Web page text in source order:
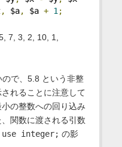
, $a, $a + 1 ;
7, 3, 2, 10, 1,
で、5.8 という非整
れることに注意して
の整数への回り込み
関数に渡される引数
use integer; の影